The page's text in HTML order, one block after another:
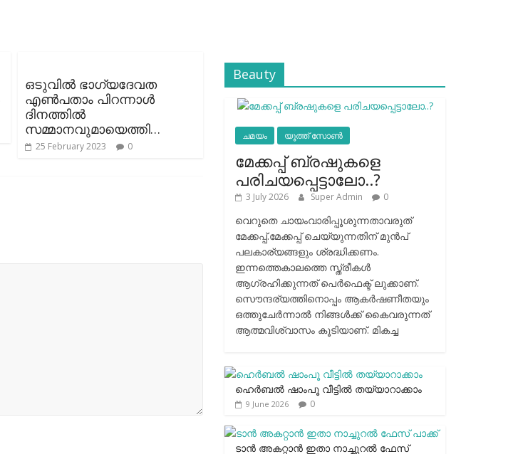
ഒടുവില്‍ ഭാഗ്യദേവത
എണ്‍പതാം പിറന്നാള്‍
ദിനത്തില്‍
സമ്മാനവുമായെത്തി…
25 February 2023 0
Beauty
ചമയം യൂത്ത് സോൺ
മേക്കപ്പ് ബ്രഷുകളെ
പരിചയപ്പെട്ടാലോ..?
3 July 2026 Super Admin 0
വെറുതെ ചായംവാരിപ്പൂശുന്നതാവരുത്
മേക്കപ്പ്.മേക്കപ്പ് ചെയ്യുന്നതിന് മുന്‍പ്
പലകാര്യങ്ങളും ശ്രദ്ധിക്കണം.
ഇന്നത്തെകാലത്തെ സ്ത്രീകള്‍
ആഗ്രഹിക്കുന്നത് പെര്‍ഫെക്ട് ലുക്കാണ്.
സൌന്ദര്യത്തിനൊപ്പം ആകര്‍ഷണീതയും
ഒത്തുചേര്‍ന്നാല്‍ നിങ്ങള്‍ക്ക് കൈവരുന്നത്
ആത്മവിശ്വാസം കൂടിയാണ്. മികച്ച
ഹെര്‍ബല്‍ ഷാംപൂ വീട്ടില്‍ തയ്യാറാക്കാം
9 June 2026 0
ടാന്‍ അകറ്റാന്‍ ഇതാ നാച്ചുറല്‍ ഫേസ്